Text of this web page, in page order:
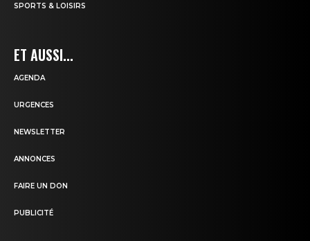
SPORTS & LOISIRS
ET AUSSI...
AGENDA
URGENCES
NEWSLETTER
ANNONCES
FAIRE UN DON
PUBLICITÉ